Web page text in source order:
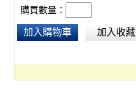
購買數量：
加入購物車 加入收藏